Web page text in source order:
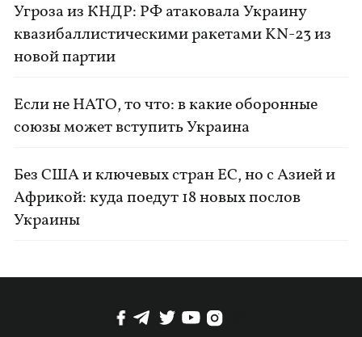
Угроза из КНДР: РФ атаковала Украину
квазибаллистическими ракетами KN-23 из
новой партии
Если не НАТО, то что: в какие оборонные
союзы может вступить Украина
Без США и ключевых стран ЕС, но с Азией и
Африкой: куда поедут 18 новых послов
Украины